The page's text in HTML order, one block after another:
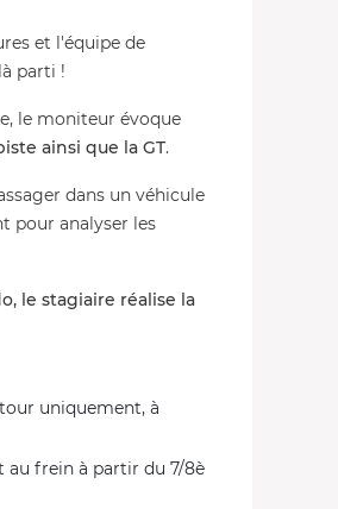
et l'équipe de
parti !
le moniteur évoque
ainsi que la GT.
dans un véhicule
pour analyser les
le stagiaire réalise la
uniquement, à
au frein à partir du 7/8è